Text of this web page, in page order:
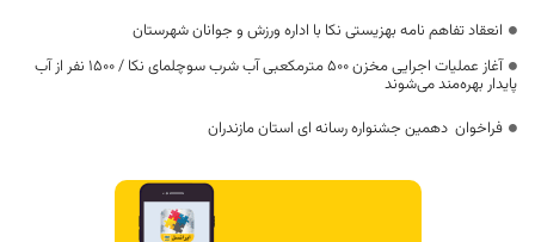
انعقاد تفاهم نامه بهزیستی نکا با اداره ورزش و جوانان شهرستان
آغاز عملیات اجرایی مخزن ۵۰۰ مترمکعبی آب شرب سوچلمای نکا / ۱۵۰۰ نفر از آب
پایدار بهره‌مند می‌شوند
فراخوان دهمین جشنواره رسانه ای استان مازندران